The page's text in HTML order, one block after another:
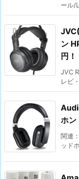
ール/
ン
円！
JVC
レビ
ホン
関連
ッド